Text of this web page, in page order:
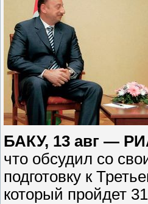
БАКУ, 13 авг —
что обсудил со
подготовку к
который пройдет